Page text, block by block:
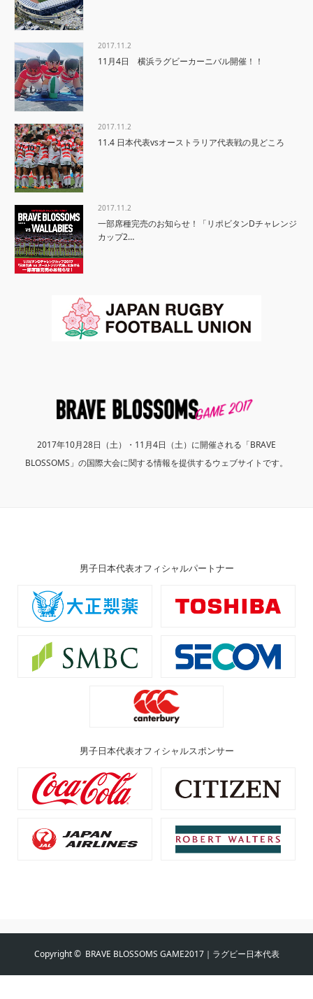
2017.11.2
11月4日 横浜ラグビーカーニバル開催！！
2017.11.2
11.4 日本代表vsオーストラリア代表戦の見どころ
2017.11.2
一部席種完売のお知らせ！「リポビタンDチャレンジ
カップ2…
2017年10月28日（土）・11月4日（土）に開催される「BRAVE
BLOSSOMS」の国際大会に関する情報を提供するウェブサイトです。
男子日本代表オフィシャルパートナー
男子日本代表オフィシャルスポンサー
Copyright © BRAVE BLOSSOMS GAME2017｜ラグビー日本代表